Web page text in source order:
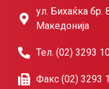
ул. Бихаќка бр.
Македонија
Тел. (02) 3293
Факс (02) 3293